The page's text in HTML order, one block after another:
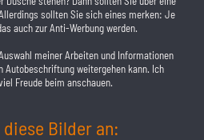
sollten Sie sich eines merken: Je
auch zur Anti-Werbung werden.
meiner Arbeiten und Informationen
Autobeschriftung weitergehen kann. Ich
Freude beim anschauen.
Bilder an: